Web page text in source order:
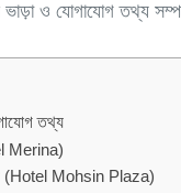
ভাড়া ও যোগাযোগ তথ্য
তথ্য
Merina)
(Hotel Mohsin Plaza)